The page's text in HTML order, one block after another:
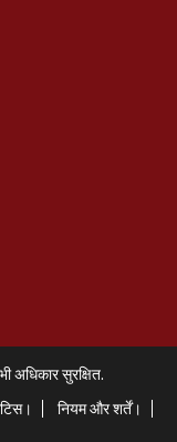
अधिकार सुरक्षित.
नियम और शर्तें।